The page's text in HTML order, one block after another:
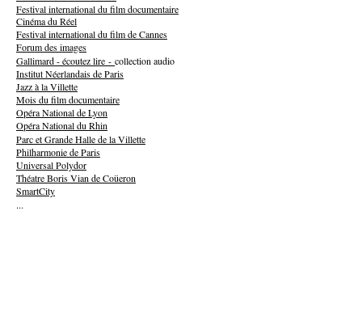
Festival international du film documentaire
Cinéma du Réel
Festival international du film de Cannes
Forum des images
Gallimard - écoutez lire - collection audio
Institut Néerlandais de Paris
Jazz à la Villette
Mois du film documentaire
Opéra National de Lyon
Opéra National du Rhin
Parc et Grande Halle de la Villette
Philharmonie de Paris
Universal Polydor
Théatre Boris Vian de Coüeron
SmartCity
...